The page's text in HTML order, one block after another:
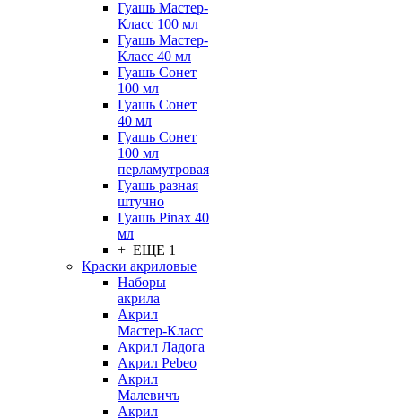
Гуашь Мастер-
Класс 100 мл
Гуашь Мастер-
Класс 40 мл
Гуашь Сонет
100 мл
Гуашь Сонет
40 мл
Гуашь Сонет
100 мл
перламутровая
Гуашь разная
штучно
Гуашь Pinax 40
мл
+ ЕЩЕ 1
Краски акриловые
Наборы
акрила
Акрил
Мастер-Класс
Акрил Ладога
Акрил Pebeo
Акрил
Малевичъ
Акрил